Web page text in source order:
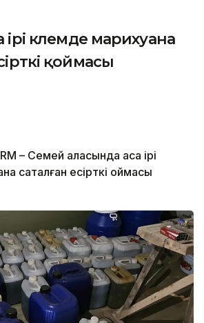
көлемде марихуана
қоймасы
– Семей қаласында аса ірі
сақталған есірткі қоймасы